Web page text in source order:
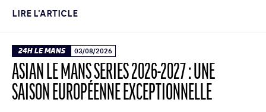
LIRE L'ARTICLE
24H LE MANS 03/08/2026
ASIAN LE MANS SERIES 2026-2027 : UNE
SAISON EUROPÉENNE EXCEPTIONNELLE